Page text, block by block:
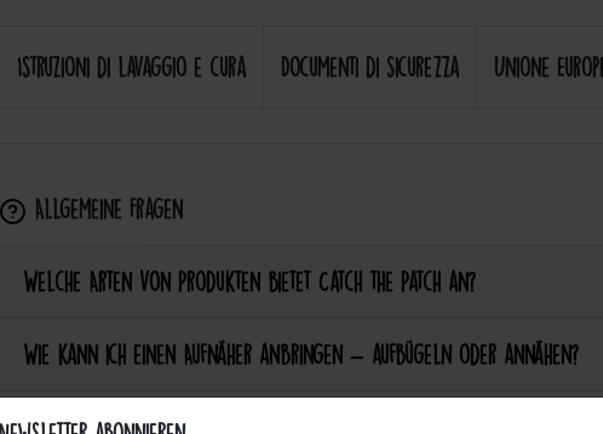
Istruzioni di lavaggio e cura Documenti di sicurezza Unione
Allgemeine Fragen
Welche Arten von Produkten bietet Catch the Patch an?
Wie kann ich einen Aufnäher anbringen – aufbügeln oder annähen?
Sind die Patches waschmaschinenfest?